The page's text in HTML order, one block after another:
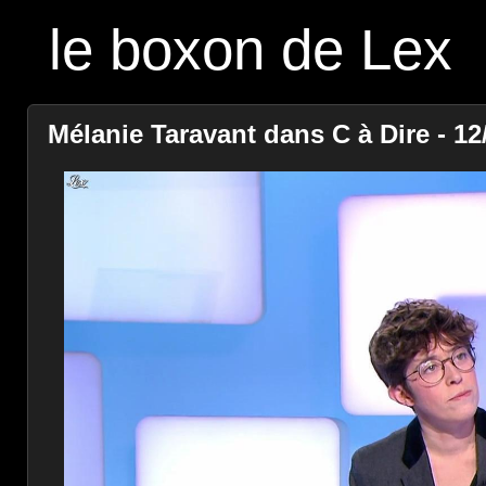
le boxon de Lex
Mélanie Taravant dans C à Dire -